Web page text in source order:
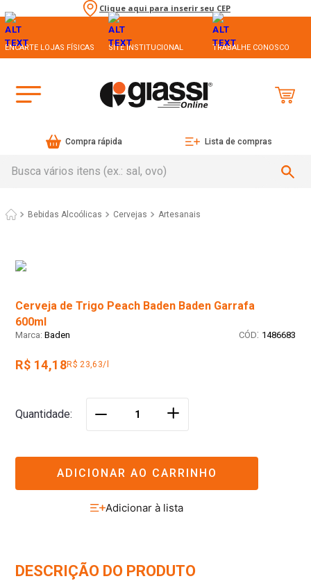
Clique aqui para inserir seu CEP
ENCARTE LOJAS FÍSICAS SITE INSTITUCIONAL TRABALHE CONOSCO
Compra rápida Lista de compras
Bebidas Alcoólicas Cervejas Artesanais
Cerveja de Trigo Peach Baden Baden Garrafa
600ml
Baden : 1486683
R$ 14,18R$ 23,63/l
Quantidade ＋
ADICIONAR AO CARRINHO
DESCRIÇÃO DO PRODUTO